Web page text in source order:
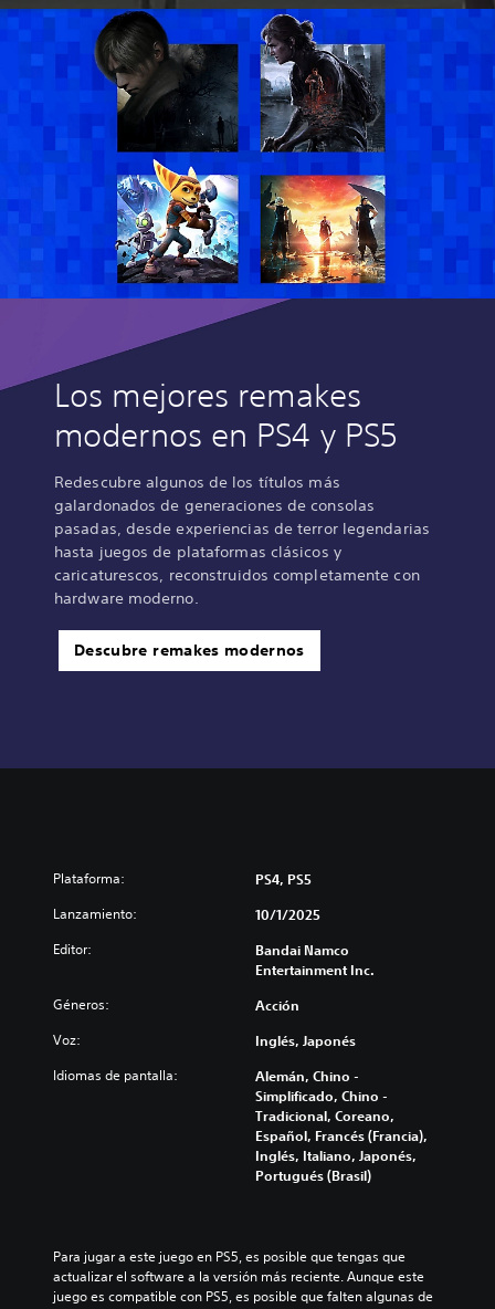
Los mejores remakes
modernos en PS4 y PS5
Redescubre algunos de los títulos más
galardonados de generaciones de consolas
pasadas, desde experiencias de terror legendarias
hasta juegos de plataformas clásicos y
caricaturescos, reconstruidos completamente con
hardware moderno.
Descubre remakes modernos
Plataforma: PS4, PS5
Lanzamiento: 10/1/2025
Editor:
Bandai Namco
Entertainment Inc.
Géneros: Acción
Voz: Inglés, Japonés
Idiomas de pantalla:
Alemán, Chino -
Simplificado, Chino -
Tradicional, Coreano,
Español, Francés (Francia),
Inglés, Italiano, Japonés,
Portugués (Brasil)
Para jugar a este juego en PS5, es posible que tengas que
actualizar el software a la versión más reciente. Aunque este
juego es compatible con PS5, es posible que falten algunas de